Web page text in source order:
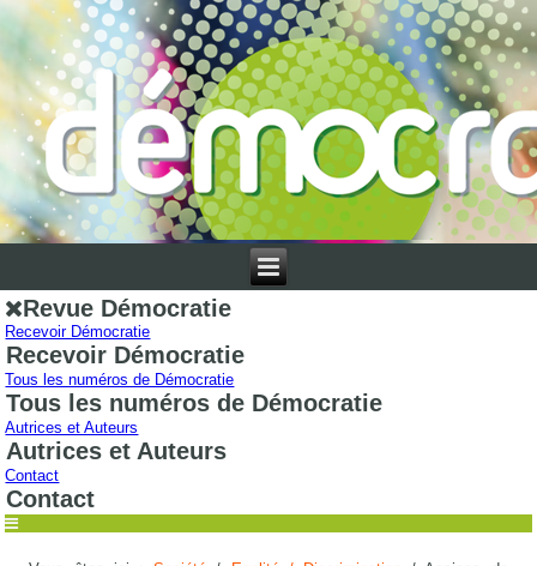
Revue Démocratie
Recevoir Démocratie
Recevoir Démocratie
Tous les numéros de Démocratie
Tous les numéros de Démocratie
Autrices et Auteurs
Autrices et Auteurs
Contact
Contact